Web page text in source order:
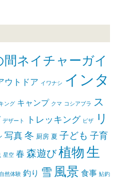
間ネイチャーガイ
ウトドア イワナシ インタ
ング キャンプ クマ コシアブラ
ス
デザート トレッキング ピザ
リ
写真冬 厨房 夏 子ども 子育
星空 春 森遊び植物 生
自然体験 釣り 雪 風景 食事 鮎釣